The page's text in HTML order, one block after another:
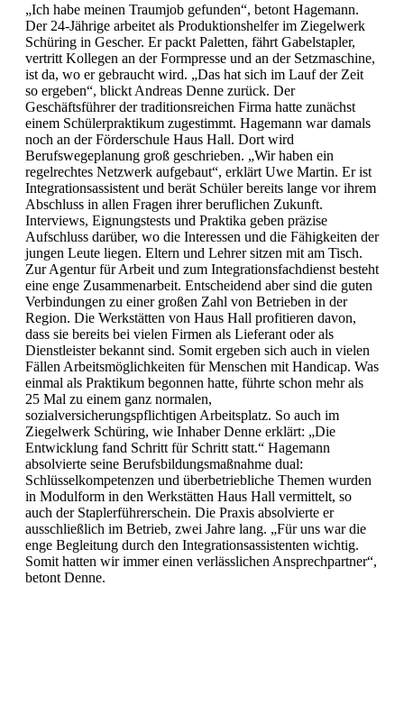
„Ich habe meinen Traumjob gefunden“, betont Hagemann.
Der 24-Jährige arbeitet als Produktionshelfer im Ziegelwerk
Schüring in Gescher. Er packt Paletten, fährt Gabelstapler,
vertritt Kollegen an der Formpresse und an der Setzmaschine,
ist da, wo er gebraucht wird. „Das hat sich im Lauf der Zeit
so ergeben“, blickt Andreas Denne zurück. Der
Geschäftsführer der traditionsreichen Firma hatte zunächst
einem Schülerpraktikum zugestimmt. Hagemann war damals
noch an der Förderschule Haus Hall. Dort wird
Berufswegeplanung groß geschrieben. „Wir haben ein
regelrechtes Netzwerk aufgebaut“, erklärt Uwe Martin. Er ist
Integrationsassistent und berät Schüler bereits lange vor ihrem
Abschluss in allen Fragen ihrer beruflichen Zukunft.
Interviews, Eignungstests und Praktika geben präzise
Aufschluss darüber, wo die Interessen und die Fähigkeiten der
jungen Leute liegen. Eltern und Lehrer sitzen mit am Tisch.
Zur Agentur für Arbeit und zum Integrationsfachdienst besteht
eine enge Zusammenarbeit. Entscheidend aber sind die guten
Verbindungen zu einer großen Zahl von Betrieben in der
Region. Die Werkstätten von Haus Hall profitieren davon,
dass sie bereits bei vielen Firmen als Lieferant oder als
Dienstleister bekannt sind. Somit ergeben sich auch in vielen
Fällen Arbeitsmöglichkeiten für Menschen mit Handicap. Was
einmal als Praktikum begonnen hatte, führte schon mehr als
25 Mal zu einem ganz normalen,
sozialversicherungspflichtigen Arbeitsplatz. So auch im
Ziegelwerk Schüring, wie Inhaber Denne erklärt: „Die
Entwicklung fand Schritt für Schritt statt.“ Hagemann
absolvierte seine Berufsbildungsmaßnahme dual:
Schlüsselkompetenzen und überbetriebliche Themen wurden
in Modulform in den Werkstätten Haus Hall vermittelt, so
auch der Staplerführerschein. Die Praxis absolvierte er
ausschließlich im Betrieb, zwei Jahre lang. „Für uns war die
enge Begleitung durch den Integrationsassistenten wichtig.
Somit hatten wir immer einen verlässlichen Ansprechpartner“,
betont Denne.